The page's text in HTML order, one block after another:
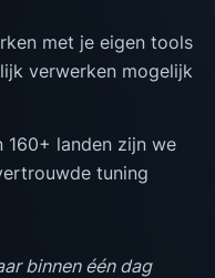
met je eigen tools
verwerken mogelijk
160+ landen zijn we
tuning
binnen één dag